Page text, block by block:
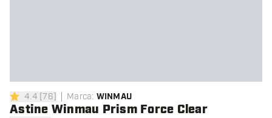
4.4 stelle di valutazione
4.4 [76] Marca: WINMAU
Astine Winmau Prism Force Clear